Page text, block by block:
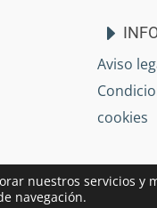
Aviso
cookies
en Sevilla
nuestros servicios y
navegación.